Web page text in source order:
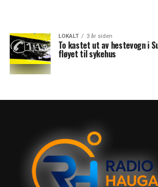
LOKALT 3 år siden
To kastet ut av hestevogn i
fløyet til sykehus